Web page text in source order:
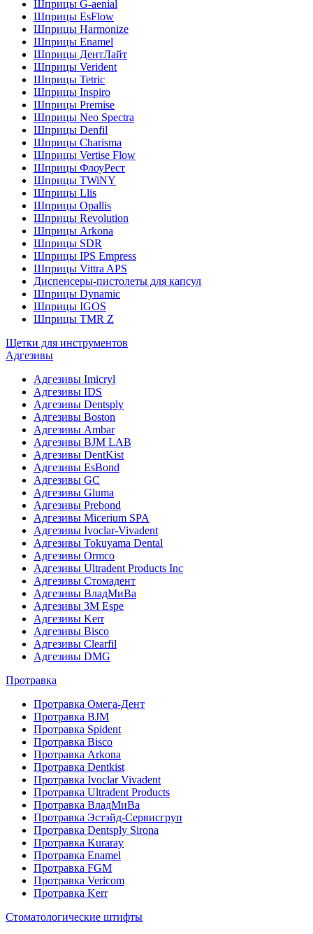
Шприцы G-aenial
Шприцы EsFlow
Шприцы Harmonize
Шприцы Enamel
Шприцы ДентЛайт
Шприцы Verident
Шприцы Tetric
Шприцы Inspiro
Шприцы Premise
Шприцы Neo Spectra
Шприцы Denfil
Шприцы Charisma
Шприцы Vertise Flow
Шприцы ФлоуРест
Шприцы TWiNY
Шприцы Llis
Шприцы Opallis
Шприцы Revolution
Шприцы Arkona
Шприцы SDR
Шприцы IPS Empress
Шприцы Vittra APS
Диспенсеры-пистолеты для капсул
Шприцы Dynamic
Шприцы IGOS
Шприцы TMR Z
Щетки для инструментов
Адгезивы
Адгезивы Imicryl
Адгезивы IDS
Адгезивы Dentsply
Адгезивы Boston
Адгезивы Ambar
Адгезивы BJM LAB
Адгезивы DentKist
Адгезивы EsBond
Адгезивы GC
Адгезивы Gluma
Адгезивы Prebond
Адгезивы Micerium SPA
Адгезивы Ivoclar-Vivadent
Адгезивы Tokuyama Dental
Адгезивы Ormco
Адгезивы Ultradent Products Inc
Адгезивы Стомадент
Адгезивы ВладМиВа
Адгезивы 3M Espe
Адгезивы Kerr
Адгезивы Bisco
Адгезивы Clearfil
Адгезивы DMG
Протравка
Протравка Омега-Дент
Протравка BJM
Протравка Spident
Протравка Bisco
Протравка Arkona
Протравка Dentkist
Протравка Ivoclar Vivadent
Протравка Ultradent Products
Протравка ВладМиВа
Протравка Эстэйд-Сервисгруп
Протравка Dentsply Sirona
Протравка Kuraray
Протравка Enamel
Протравка FGM
Протравка Vericom
Протравка Kerr
Стоматологические штифты